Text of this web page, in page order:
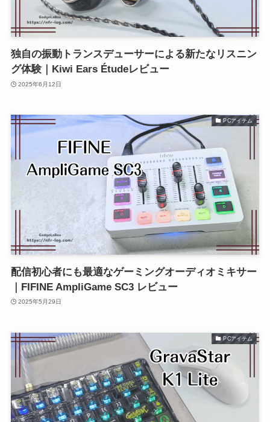
独自の振動トランスデューサーによる新たなリスニン
グ体験｜Kiwi Ears Étudeレビュー
2025年6月12日
PCアイテム
配信初心者にも最適なゲーミングオーディオミキサー
｜FIFINE AmpliGame SC3 レビュー
2025年5月29日
PCアイテム